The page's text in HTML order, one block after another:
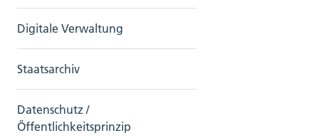
Digitale Verwaltung
Staatsarchiv
Datenschutz /
Öffentlichkeitsprinzip